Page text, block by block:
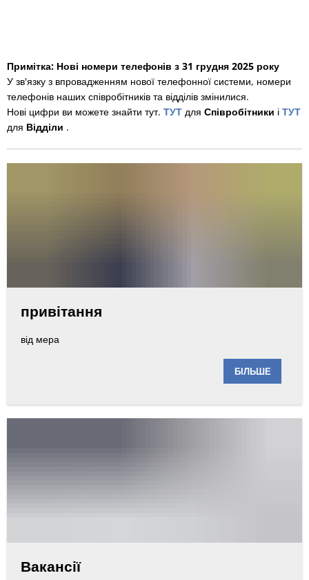
en
Примітка: Нові номери телефонів з 31 грудня 2025 року
У зв'язку з впровадженням нової телефонної системи, номери
телефонів наших співробітників та відділів змінилися.
Нові цифри ви можете знайти тут. ТУТ для Співробітники і ТУТ
для Відділи .
привітання
від мера
БІЛЬШЕ
Вакансії